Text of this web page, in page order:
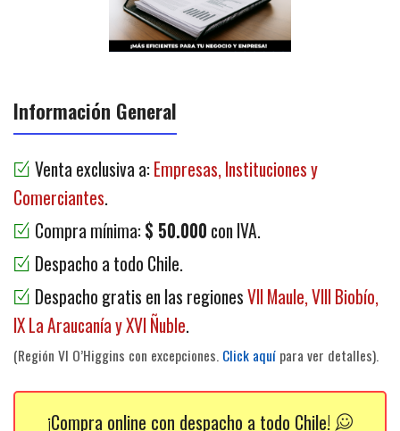
Información General
Venta exclusiva a: Empresas, Instituciones y
Comerciantes.
Compra mínima: $ 50.000 con IVA.
Despacho a todo Chile.
Despacho gratis en las regionesVII Maule, VIII Biobío,
IX La Araucanía y XVI Ñuble.
(Región VI O’Higgins con excepciones. Click aquí para ver detalles).
¡Compra online con despacho a todo Chile!